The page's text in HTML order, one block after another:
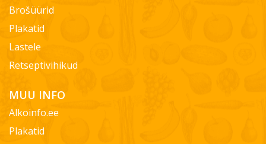
Brošüürid
Plakatid
Lastele
Retseptivihikud
MUU INFO
Alkoinfo.ee
Plakatid